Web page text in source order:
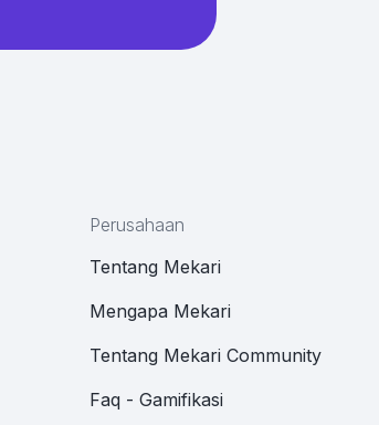
Perusahaan
Tentang Mekari
Mengapa Mekari
Tentang Mekari Community
Faq - Gamifikasi